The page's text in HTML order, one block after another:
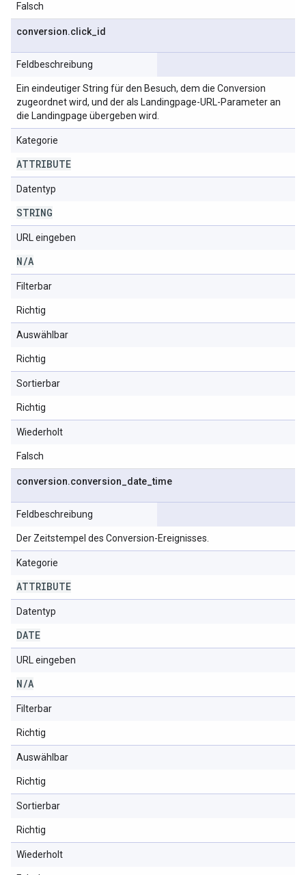
Falsch
conversion.click id
Feldbeschreibung
Ein eindeutiger String für den Besuch, dem die Conversion
zugeordnet wird, und der als Landingpage-URL-Parameter an
die Landingpage übergeben wird.
Kategorie
ATTRIBUTE
Datentyp
STRING
URL eingeben
N/A
Filterbar
Richtig
Auswählbar
Richtig
Sortierbar
Richtig
Wiederholt
Falsch
conversion.conversion date _time
Feldbeschreibung
Der Zeitstempel des Conversion-Ereignisses.
Kategorie
ATTRIBUTE
Datentyp
DATE
URL eingeben
N/A
Filterbar
Richtig
Auswählbar
Richtig
Sortierbar
Richtig
Wiederholt